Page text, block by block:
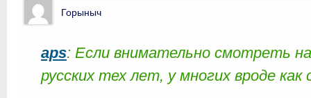
Горыныч
aps: Если внимательно смотреть
русских тех лет, у многих вроде